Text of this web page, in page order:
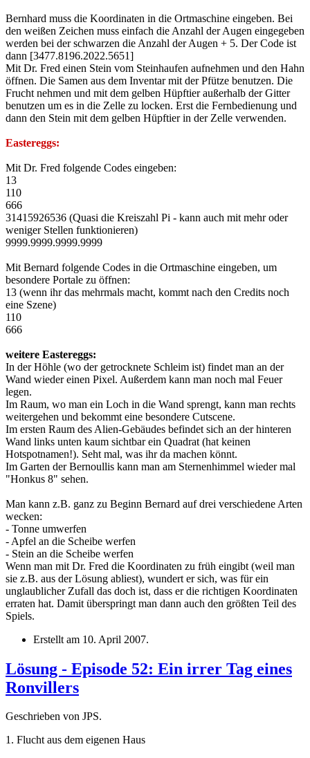
Bernhard muss die Koordinaten in die Ortmaschine eingeben. Bei
den weißen Zeichen muss einfach die Anzahl der Augen eingegeben
werden bei der schwarzen die Anzahl der Augen + 5. Der Code ist
dann [3477.8196.2022.5651]
Mit Dr. Fred einen Stein vom Steinhaufen aufnehmen und den Hahn
öffnen. Die Samen aus dem Inventar mit der Pfütze benutzen. Die
Frucht nehmen und mit dem gelben Hüpftier außerhalb der Gitter
benutzen um es in die Zelle zu locken. Erst die Fernbedienung und
dann den Stein mit dem gelben Hüpftier in der Zelle verwenden.
Eastereggs:
Mit Dr. Fred folgende Codes eingeben:
13
110
666
31415926536 (Quasi die Kreiszahl Pi - kann auch mit mehr oder
weniger Stellen funktionieren)
9999.9999.9999.9999
Mit Bernard folgende Codes in die Ortmaschine eingeben, um
besondere Portale zu öffnen:
13 (wenn ihr das mehrmals macht, kommt nach den Credits noch
eine Szene)
110
666
weitere Eastereggs:
In der Höhle (wo der getrocknete Schleim ist) findet man an der
Wand wieder einen Pixel. Außerdem kann man noch mal Feuer
legen.
Im Raum, wo man ein Loch in die Wand sprengt, kann man rechts
weitergehen und bekommt eine besondere Cutscene.
Im ersten Raum des Alien-Gebäudes befindet sich an der hinteren
Wand links unten kaum sichtbar ein Quadrat (hat keinen
Hotspotnamen!). Seht mal, was ihr da machen könnt.
Im Garten der Bernoullis kann man am Sternenhimmel wieder mal
"Honkus 8" sehen.
Man kann z.B. ganz zu Beginn Bernard auf drei verschiedene Arten
wecken:
- Tonne umwerfen
- Apfel an die Scheibe werfen
- Stein an die Scheibe werfen
Wenn man mit Dr. Fred die Koordinaten zu früh eingibt (weil man
sie z.B. aus der Lösung abliest), wundert er sich, was für ein
unglaublicher Zufall das doch ist, dass er die richtigen Koordinaten
erraten hat. Damit überspringt man dann auch den größten Teil des
Spiels.
Erstellt am 10. April 2007.
Lösung - Episode 52: Ein irrer Tag eines
Ronvillers
Geschrieben von JPS.
1. Flucht aus dem eigenen Haus